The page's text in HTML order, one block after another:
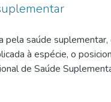
saúde
à espécie, o
de Saúde
da saúde